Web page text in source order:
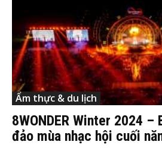
Ẩm thực & du lịch
8WONDER Winter 2024 –
đảo mùa nhạc hội cuối